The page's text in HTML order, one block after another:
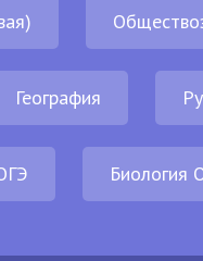
География
Биология